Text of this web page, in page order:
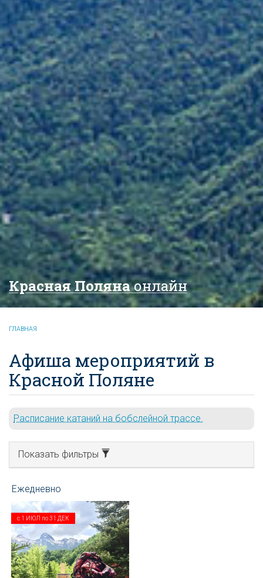
Красная Полянаонлайн
ГЛАВНАЯ
Афиша мероприятий в
Красной Поляне
Расписание катаний на бобслейной трассе.
Показать фильтры
с 1 ИЮЛ по31 ДЕК